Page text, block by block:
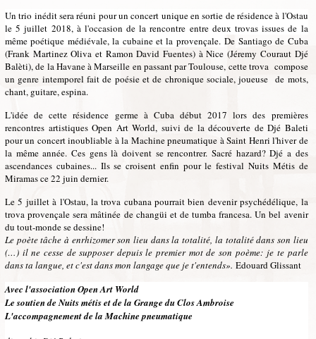
Un trio inédit sera réuni pour un concert unique en sortie de résidence à l'Ostau
le 5 juillet 2018, à l'occasion de la rencontre entre deux trovas issues de la
même poétique médiévale, la cubaine et la provençale.De Santiago de Cuba
(Frank Martinez Oliva et Ramon David Fuentes) à Nice (Jéremy Couraut Djé
Balèti), de la Havane à Marseille en passant par Toulouse, cette trova compose
un genre intemporel fait de poésie et de chronique sociale, joueuse de mots,
chant, guitare, espina.
L'idée de cette résidence germe à Cuba début 2017 lors des premières
rencontres artistiques Open Art World, suivi de la découverte de Djé Baleti
pour un concert inoubliable à la Machine pneumatique à Saint Henri l'hiver de
la même année. Ces gens là doivent se rencontrer. Sacré hazard? Djé a des
ascendances cubaines... Ils se croisent enfin pour le festival Nuits Métis de
Miramas ce 22 juin dernier.
Le 5 juillet à l'Ostau, la trova cubana pourrait bien devenir psychédélique, la
trova provençale sera mâtinée de changüi et de tumba francesa. Un bel avenir
du tout-monde se dessine!
Le poète tâche à enrhizomer son lieu dans la totalité, la totalité dans son lieu
(…) il ne cesse de supposer depuis le premier mot de son poème: je te parle
dans ta langue, et c'est dans mon langage que je t'entends». Edouard Glissant
Avec l'association Open Art World
Le soutien de Nuits métis et de la Grange du Clos Ambroise
L'accompagnement de la Machine pneumatique